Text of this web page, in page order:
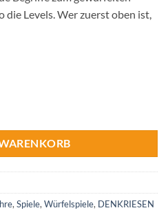
die Levels. Wer zuerst oben ist,
, Spiele, Würfelspiele, DENKRIESEN